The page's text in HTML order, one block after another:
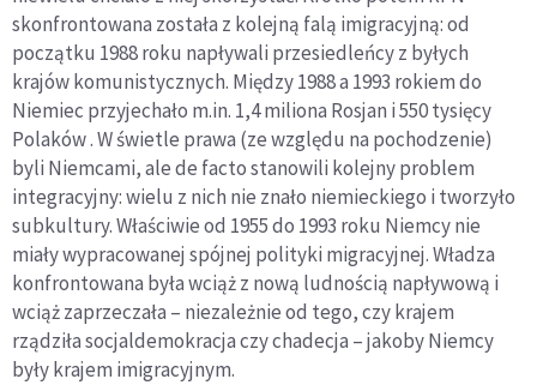
skonfrontowana została z kolejną falą imigracyjną: od
początku 1988 roku napływali przesiedleńcy z byłych
krajów komunistycznych. Między 1988 a 1993 rokiem do
Niemiec przyjechało m.in. 1,4 miliona Rosjan i 550 tysięcy
Polaków . W świetle prawa (ze względu na pochodzenie)
byli Niemcami, ale de facto stanowili kolejny problem
integracyjny: wielu z nich nie znało niemieckiego i tworzyło
subkultury. Właściwie od 1955 do 1993 roku Niemcy nie
miały wypracowanej spójnej polityki migracyjnej. Władza
konfrontowana była wciąż z nową ludnością napływową i
wciąż zaprzeczała – niezależnie od tego, czy krajem
rządziła socjaldemokracja czy chadecja – jakoby Niemcy
były krajem imigracyjnym.